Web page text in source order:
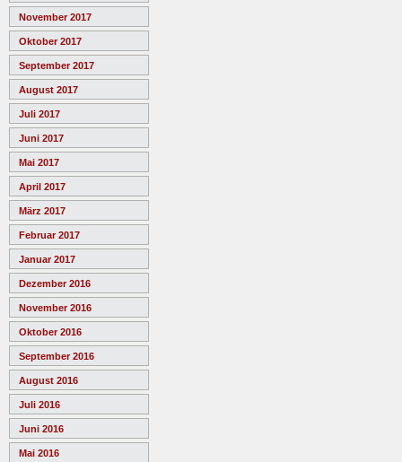
November 2017
Oktober 2017
September 2017
August 2017
Juli 2017
Juni 2017
Mai 2017
April 2017
März 2017
Februar 2017
Januar 2017
Dezember 2016
November 2016
Oktober 2016
September 2016
August 2016
Juli 2016
Juni 2016
Mai 2016